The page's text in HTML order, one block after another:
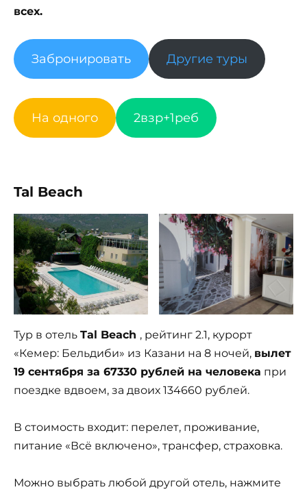
всех.
Забронировать Другие туры
На одного 2взр+1реб
Tal Beach
Тур в отель Tal Beach , рейтинг 2.1, курорт
«Кемер: Бельдиби» из Казани на 8 ночей, вылет
19 сентября за 67330 рублей на человека при
поездке вдвоем, за двоих 134660 рублей.
В стоимость входит: перелет, проживание,
питание «Всё включено», трансфер, страховка.
Можно выбрать любой другой отель, нажмите